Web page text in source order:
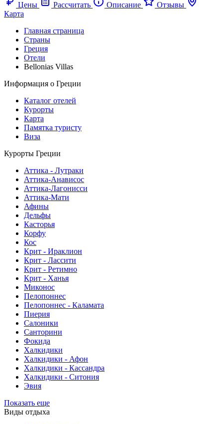
Цены
Рассчитать Описание
Отзывы
Карта
Главная страница
Cтраны
Греция
Отели
Bellonias Villas
Информация о Греции
Каталог отелей
Курорты
Карта
Памятка туристу
Виза
Курорты Греции
Аттика - Лутраки
Аттика-Анависос
Аттика-Лагонисси
Аттика-Мати
Афины
Дельфы
Касторья
Корфу
Кос
Крит - Ираклион
Крит - Лассити
Крит - Ретимно
Крит - Ханья
Миконос
Пелопоннес
Пелопоннес - Каламата
Пиерия
Салоники
Санторини
Фокида
Халкидики
Халкидики - Афон
Халкидики - Кассандра
Халкидики - Ситония
Эвия
Показать еще
Виды отдыха